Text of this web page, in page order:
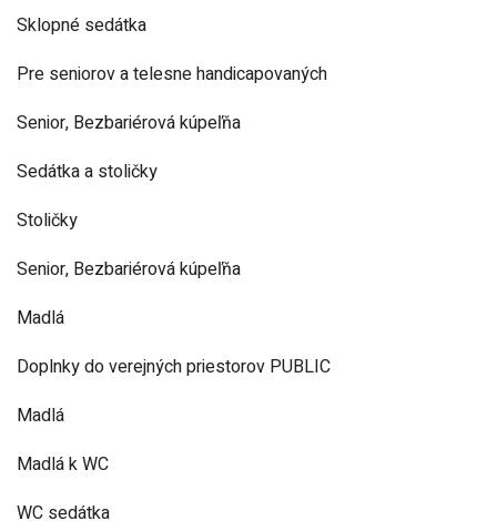
Sklopné sedátka
Pre seniorov a telesne handicapovaných
Senior, Bezbariérová kúpeľňa
Sedátka a stoličky
Stoličky
Senior, Bezbariérová kúpeľňa
Madlá
Doplnky do verejných priestorov PUBLIC
Madlá
Madlá k WC
WC sedátka